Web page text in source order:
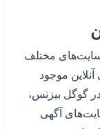
سایت‌های مختلف
موجود
گوگل بیزنس،
آگهی